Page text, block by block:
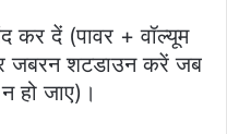
कर दें (पावर + वॉल्यूम
जबरन शटडाउन करें जब
हो जाए)।